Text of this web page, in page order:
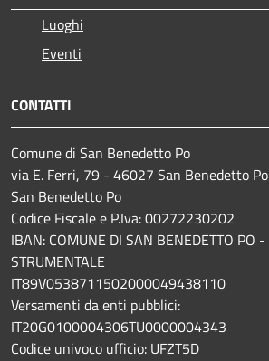
Luoghi
Eventi
CONTATTI
Comune di San Benedetto Po
via E. Ferri, 79 - 46027 San Benedetto
San Benedetto Po
Codice Fiscale e P.Iva: 00272230202
IBAN: COMUNE DI SAN BENEDETTO PO -
STRUMENTALE
IT89V0538711502000049438110
Versamenti da enti pubblici:
IT20G0100004306TU0000004343
Codice univoco ufficio: UFZT5D